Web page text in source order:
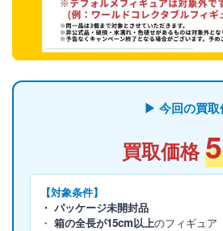
▶ 今回の買取
買取価格
【対象条件】
・ パッケージ未開封品
・ 箱の全長が15cm以上のフィギュア